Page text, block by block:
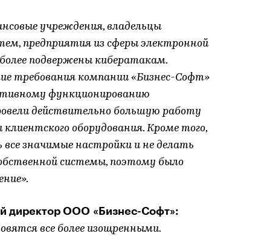
учреждения, владельцы
предприятия из сферы электронной
подвержены кибератакам.
требования компании «Бизнес-Софт»
функционированию
действительно большую работу
клиентского оборудования. Кроме того,
значимые настройки и не делать
системы, поэтому было
директор ООО «Бизнес-Софт»:
все более изощренными.